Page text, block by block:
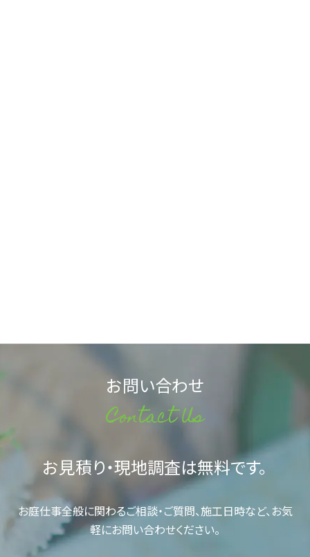
お問い合わせ
Contact Us
お見積り・現地調査は無料です。
お庭仕事全般に関わるご相談・ご質問、施工日時など、お気
軽にお問い合わせください。